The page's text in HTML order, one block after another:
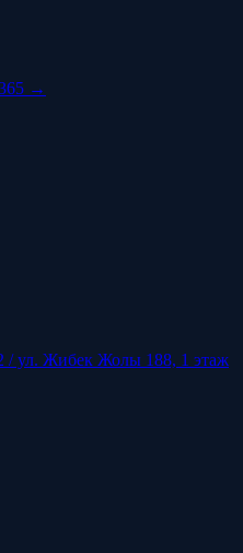
→
/ ул. Жибек Жолы 188, 1 этаж